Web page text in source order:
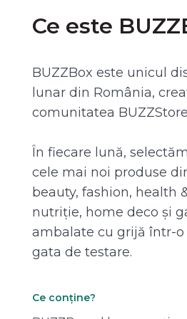
Ce este
BUZZBox este unicul
lunar din România,
comunitatea
În fiecare lună,
cele mai noi produse
beauty, fashion, health
nutriție, home deco și
ambalate cu grijă într-o
gata de testare.
Ce conține?